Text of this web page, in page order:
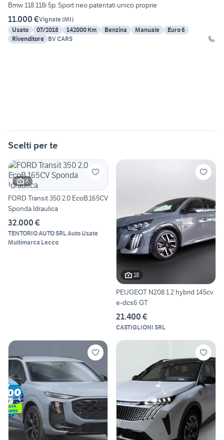
Bmw 118 118i 5p. Sport neo patentati unico proprie
11.000 €Vignate(MI)
Usato
07/2018 142000 Km Benzina Manuale
Euro 6
Rivenditore BV CARS
Scelti per te
6
FORD Transit 350 2.0 EcoB.165CV
Sponda Idraulica
32.000 €
TENTORIO AUTO SRL Auto Usate
Multimarca Lecco
18
PEUGEOT N208 1.2 hybrid 145cv
e-dcs6 GT
21.400 €
CASTIGLIONI SRL